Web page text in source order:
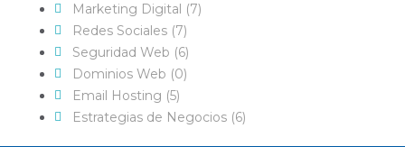
Marketing Digital (7)
Redes Sociales (7)
Seguridad Web (6)
Dominios Web (0)
Email Hosting (5)
Estrategias de Negocios (6)